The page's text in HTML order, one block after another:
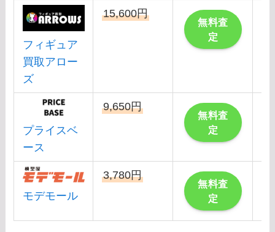
フィギュア
買取アロー
ズ
15,600円
無料査
定
プライスベ
ース
9,650円
無料査
定
モデモール
3,780円
無料査
定